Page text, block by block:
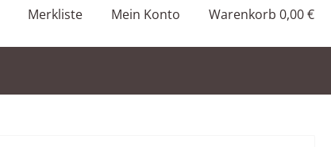
MerklisteDu hast 0 Produkte auf dem Merkzettel
Mein Konto Warenkorb 0,00 €